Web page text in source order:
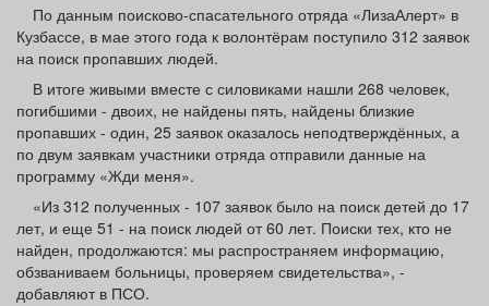
Афиша Обучение Проекты
Товары Поздравления Погода
ТВ программа Я - пенсионер
По данным поисково-спасательного отряда «ЛизаАлерт» в
Кузбассе, в мае этого года к волонтёрам поступило 312 заявок
на поиск пропавших людей.
В итоге живыми вместе с силовиками нашли 268 человек,
погибшими - двоих, не найдены пять, найдены близкие
пропавших - один, 25 заявок оказалось неподтверждённых, а
по двум заявкам участники отряда отправили данные на
программу «Жди меня».
«Из 312 полученных - 107 заявок было на поиск детей до 17
лет, и еще 51 - на поиск людей от 60 лет. Поиски тех, кто не
найден, продолжаются: мы распространяем информацию,
обзваниваем больницы, проверяем свидетельства», -
добавляют в ПСО.